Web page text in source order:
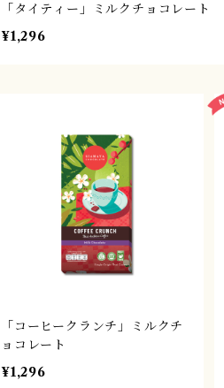
「タイティー」ミルクチョコレート
¥1,296
「コーヒークランチ」ミルクチ
ョコレート
¥1,296